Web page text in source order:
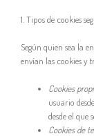
1. Tipos de cookies
Según quien sea la
envían las cookies y
Cookies
usuario
desde el que
Cookies de